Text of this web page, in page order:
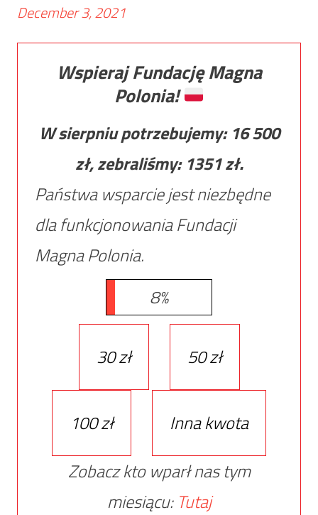
December 3, 2021
Wspieraj Fundację Magna
Polonia!
W sierpniu potrzebujemy: 16 500
zł, zebraliśmy: 1351zł.
Państwa wsparcie jest niezbędne
dla funkcjonowania Fundacji
Magna Polonia.
8%
30 zł 50 zł
100 zł
Inna kwota
Zobacz kto wparł nas tym
miesiącu: Tutaj